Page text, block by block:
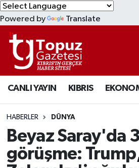
Powered by Translate
CANLI YAYIN KIBRIS
HABERLER DÜNYA
Beyaz Saray'da
görüşme:
KIBRIS
DÜNYA
EKONOMİ
MAGAZİN
SAĞLIK
Lefkoşa Nöbetçi Eczaneler
Lefkoşa Hava Durumu
Lefkoşa Trafik Yoğunluk
Süper Lig Puan Durumu ve
Tüm Manşetler